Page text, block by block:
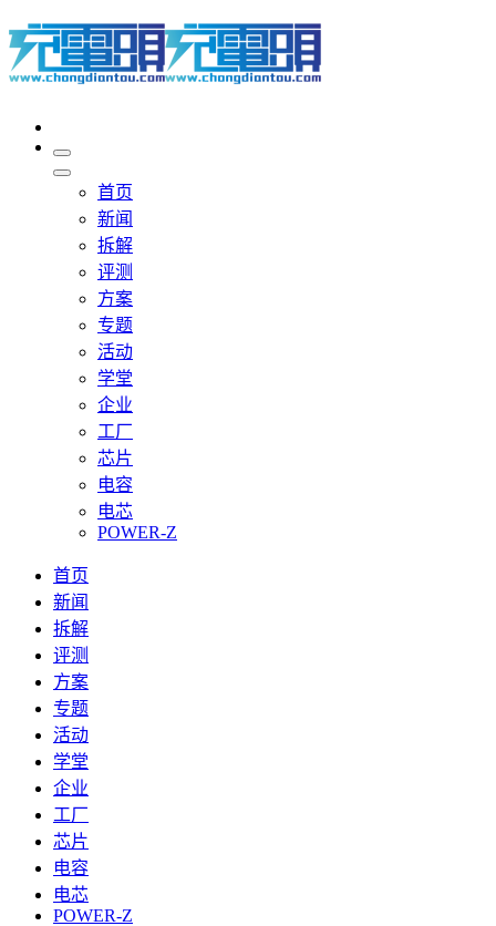
首页
新闻
拆解
评测
方案
专题
活动
学堂
企业
工厂
芯片
电容
电芯
POWER-Z
首页
新闻
拆解
评测
方案
专题
活动
学堂
企业
工厂
芯片
电容
电芯
POWER-Z